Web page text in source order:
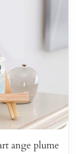
ange plume